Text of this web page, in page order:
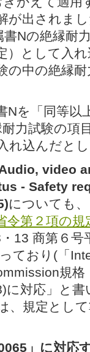
が出されま
書Nの絶縁耐
）として入
の中の絶縁
Nを「同等以
力試験の項
れ込んだと
video
- Safety
についても
令第２項の
13 商第６
ており(「
規格
に対応」と
、規定とし
」に対応